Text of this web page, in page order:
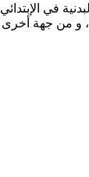
الإبتدائي
و من جهة